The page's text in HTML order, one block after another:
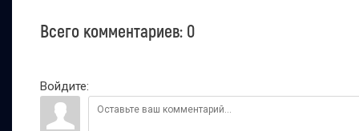
Всего комментариев: 0
Войдите: